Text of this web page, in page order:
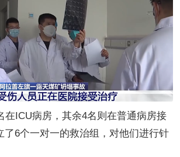
在ICU病房，其余4名则在普通病房接
了6个一对一的救治组，对他们进行针